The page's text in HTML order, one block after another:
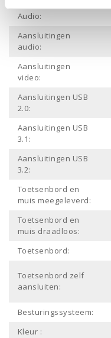
Audio:
Aansluitingen
audio:
Aansluitingen
video:
Aansluitingen USB
2.0:
Aansluitingen USB
3.1:
Aansluitingen USB
3.2:
Toetsenbord en
muis meegeleverd:
Toetsenbord en
muis draadloos:
Toetsenbord:
Toetsenbord zelf
aansluiten:
Besturingssysteem:
Kleur :